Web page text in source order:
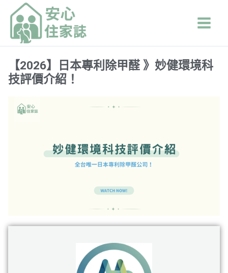
要
Menu
【2026】日本專利除甲醛 》妙健環境科
技評價介紹！